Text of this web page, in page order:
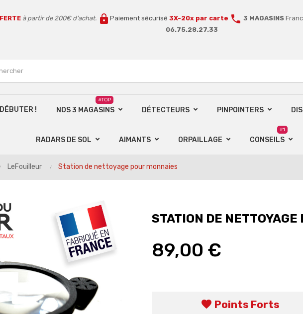
à partir de 200€ d'achat. lock Paiement sécurisé 3X-20x par carte call 3 MAGASINS
06.75.28.27.33
! NOS 3 MAGASINS
#TOP
DÉTECTEURS PINPOINTERS
RADARS DE SOL AIMANTS ORPAILLAGE CONSEILS
#1
LeFouilleur Station de nettoyage pour monnaies
STATION DE NETTOYAGE
89,00 €
favorite Points Forts